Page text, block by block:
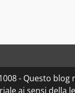
- Questo
ai sensi della